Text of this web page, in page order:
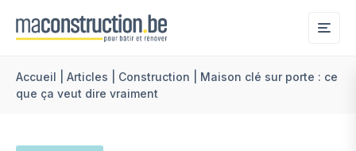
Accueil Articles Construction
Maison clé sur porte : ce
que ça veut dire vraiment